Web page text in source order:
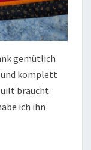
gemütlich
und komplett
braucht
ich ihn